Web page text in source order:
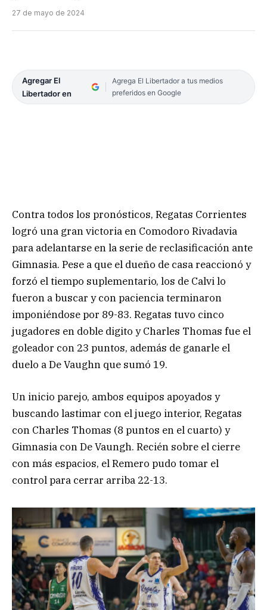
27 de mayo de 2024
Agregar El
Libertador en
Agrega El Libertador a tus medios
preferidos en Google
Contra todos los pronósticos, Regatas Corrientes
logró una gran victoria en Comodoro Rivadavia
para adelantarse en la serie de reclasificación ante
Gimnasia. Pese a que el dueño de casa reaccionó y
forzó el tiempo suplementario, los de Calvi lo
fueron a buscar y con paciencia terminaron
imponiéndose por 89-83. Regatas tuvo cinco
jugadores en doble digito y Charles Thomas fue el
goleador con 23 puntos, además de ganarle el
duelo a De Vaughn que sumó 19.
Un inicio parejo, ambos equipos apoyados y
buscando lastimar con el juego interior, Regatas
con Charles Thomas (8 puntos en el cuarto) y
Gimnasia con De Vaungh. Recién sobre el cierre
con más espacios, el Remero pudo tomar el
control para cerrar arriba 22-13.